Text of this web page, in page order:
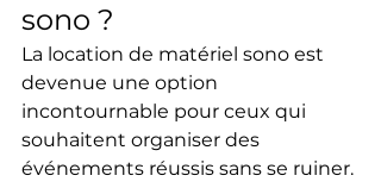
sono ?
La location de matériel sono est
devenue une option
incontournable pour ceux qui
souhaitent organiser des
événements réussis sans se ruiner.